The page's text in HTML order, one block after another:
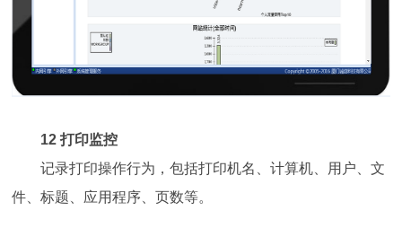
12 打印监控
记录打印操作行为，包括打印机名、计算机、用户、文
件、标题、应用程序、页数等。